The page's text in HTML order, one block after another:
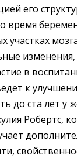
его
время
участках
в
к
до ста лет
Робертс,